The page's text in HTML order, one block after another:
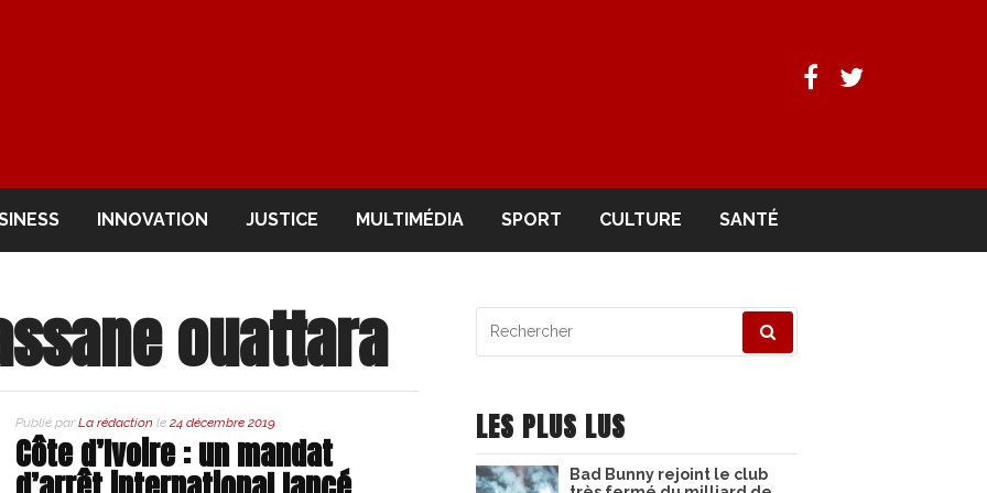
Facebook
Twitter
INNOVATION JUSTICE MULTIMÉDIA SPORT CULTURE SANTÉ
ouattara
Publié par La rédaction le 24 décembre 2019
Côte d’Ivoire : un mandat
pour
LES PLUS LUS
Bad Bunny rejoint le club